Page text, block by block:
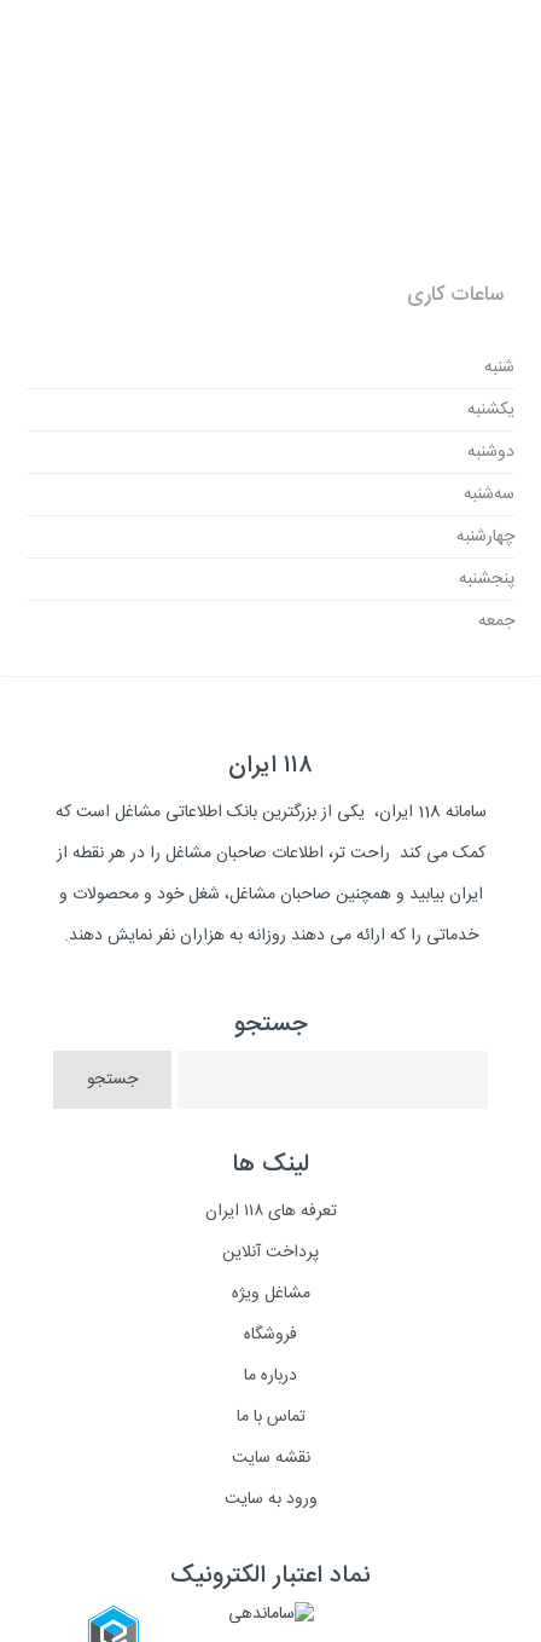
ساعات کاری
شنبه
یکشنبه
دوشنبه
سه‌شنبه
چهارشنبه
پنجشنبه
جمعه
۱۱۸ ایران
سامانه 118 ایران، یکی از بزرگترین بانک اطلاعاتی مشاغل است که
کمک می کند راحت تر، اطلاعات صاحبان مشاغل را در هر نقطه از
ایران بیابید و همچنین صاحبان مشاغل، شغل خود و محصولات و
خدماتی را که ارائه می دهند روزانه به هزاران نفر نمایش دهند.
جستجو
لینک ها
تعرفه های ۱۱۸ ایران
پرداخت آنلاین
مشاغل ویژه
فروشگاه
درباره ما
تماس با ما
نقشه سایت
ورود به سایت
نماد اعتبار الکترونیک